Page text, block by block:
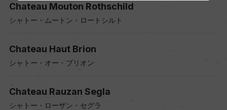
Chateau Mouton Rothschild
シャトー・ムートン・ロートシルト
Chateau Haut Brion
シャトー・オー・ブリオン
Chateau Rauzan Segla
シャトー・ローザン・セグラ